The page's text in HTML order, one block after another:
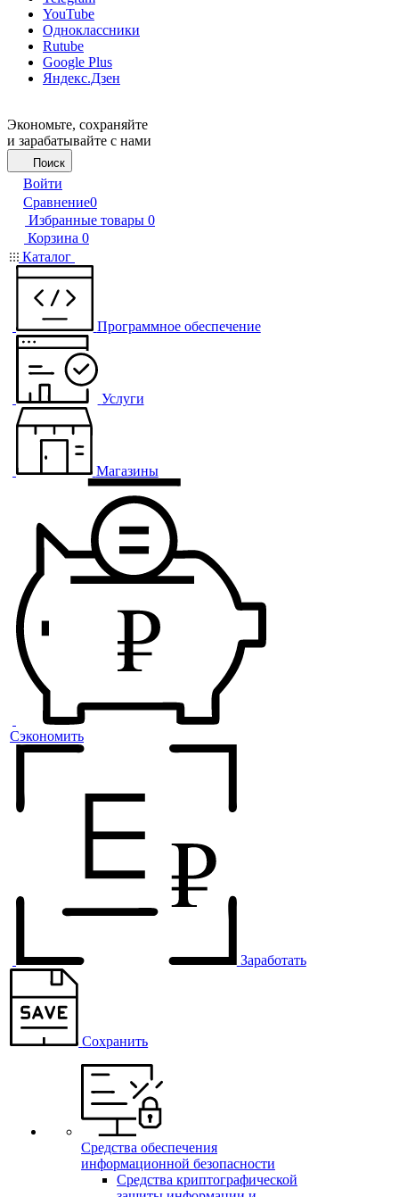
YouTube
Одноклассники
Rutube
Google Plus
Яндекс.Дзен
Экономьте, сохраняйте
и зарабатывайте с нами
Поиск
Войти
Сравнение0
Избранные товары 0
Корзина 0
Каталог
Программное обеспечение
Услуги
Магазины
Сэкономить
Заработать
Сохранить
Средства обеспечения
информационной безопасности
Средства криптографической